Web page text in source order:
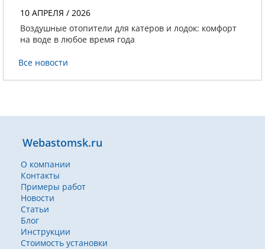
10 АПРЕЛЯ / 2026
Воздушные отопители для катеров и лодок: комфорт
на воде в любое время года
Все новости
Webastomsk.ru
О компании
Контакты
Примеры работ
Новости
Статьи
Блог
Инструкции
Стоимость установки